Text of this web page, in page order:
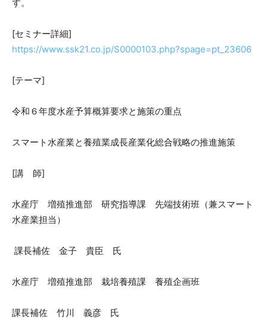
す。
[セミナー詳細]
https://www.ssk21.co.jp/S0000103.php?spage=pt_23606
[テーマ]
令和６年度水産予算概算要求と施策の重点
スマート水産業と養殖業成長産業化総合戦略の推進施策
[講 師]
水産庁 増殖推進部 研究指導課 先端技術班（兼スマート
水産業担当）
課長補佐 金子 貴臣 氏
水産庁 増殖推進部 栽培養殖課 養殖企画班
課長補佐 竹川 義彦 氏